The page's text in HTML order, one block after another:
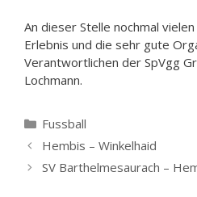
An dieser Stelle nochmal
Erlebnis und die sehr gute
Verantwortlichen der SpVgg
Lochmann.
Kategorien
Fussball
Hembis – Winkelhaid
SV Barthelmesaurach –